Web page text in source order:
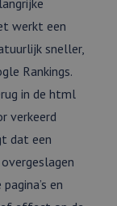
werkt een
sneller,
Rankings.
in de html
verkeerd
dat een
en